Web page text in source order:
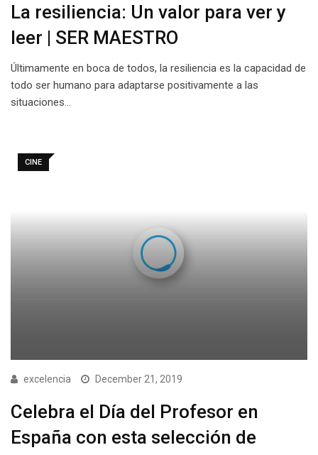
La resiliencia: Un valor para ver y
leer | SER MAESTRO
Últimamente en boca de todos, la resiliencia es la capacidad de
todo ser humano para adaptarse positivamente a las
situaciones…
CINE
excelencia December 21, 2019
Celebra el Día del Profesor en
España con esta selección de